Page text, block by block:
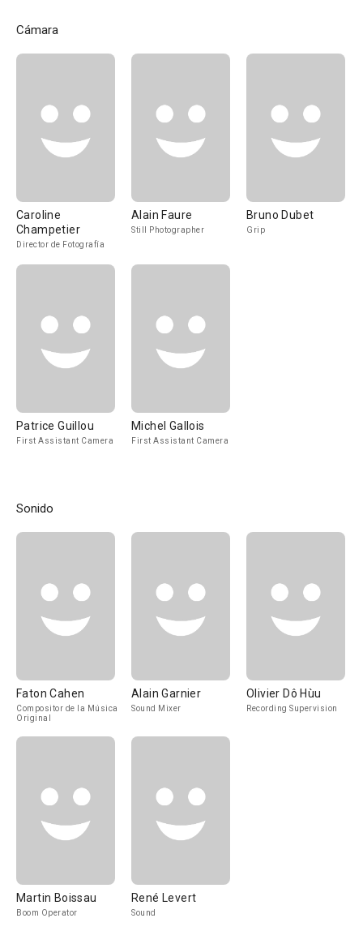
Cámara
Caroline
Champetier
Director de Fotografía
Alain Faure
Still Photographer
Bruno Dubet
Grip
Patrice Guillou
First Assistant Camera
Michel Gallois
First Assistant Camera
Sonido
Faton Cahen
Compositor de la Música
Original
Alain Garnier
Sound Mixer
Olivier Dô Hùu
Recording Supervision
Martin Boissau
Boom Operator
René Levert
Sound